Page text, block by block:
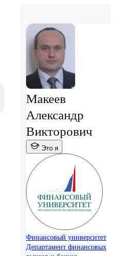
Макеев
Александр
Викторович
Это я
Финансовый университет
Департамент финансовых